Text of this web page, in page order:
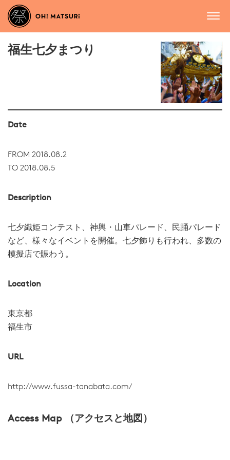
福生七夕まつり
Date
FROM 2018.08.2
TO 2018.08.5
Description
七夕織姫コンテスト、神輿・山車パレード、民踊パレード
など、様々なイベントを開催。七夕飾りも行われ、多数の
模擬店で賑わう。
Location
東京都
福生市
URL
http://www.fussa-tanabata.com/
Access Map （アクセスと地図）